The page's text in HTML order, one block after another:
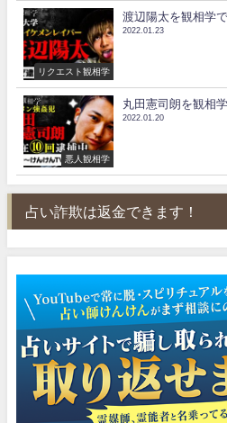
リクエスト観相学
渡辺陽太を観相学
2022.01.23
悪人観相学
丸田憲司朗を観相
2022.01.20
占い詐欺は返金できます！